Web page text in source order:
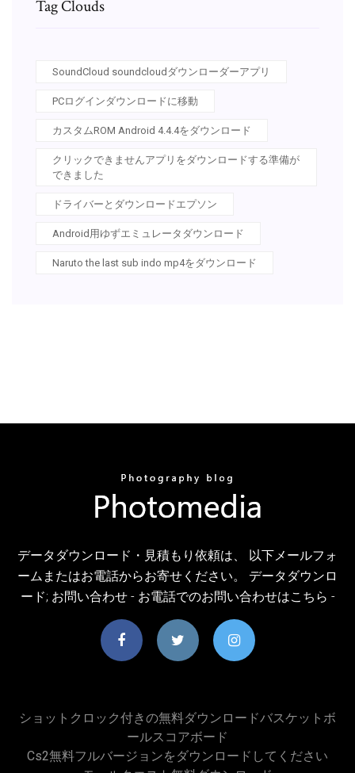
Tag Clouds
SoundCloud soundcloudダウンローダーアプリ
PCログインダウンロードに移動
カスタムROM Android 4.4.4をダウンロード
クリックできませんアプリをダウンロードする準備が
できました
ドライバーとダウンロードエプソン
Android用ゆずエミュレータダウンロード
Naruto the last sub indo mp4をダウンロード
データダウンロード・⾒積もり依頼は、 以下メールフォ
ームまたはお電話からお寄せください。 データダウンロ
ード; お問い合わせ - お電話でのお問い合わせはこちら -
ショットクロック付きの無料ダウンロードバスケットボ
ールスコアボード
Cs2無料フルバージョンをダウンロードしてください